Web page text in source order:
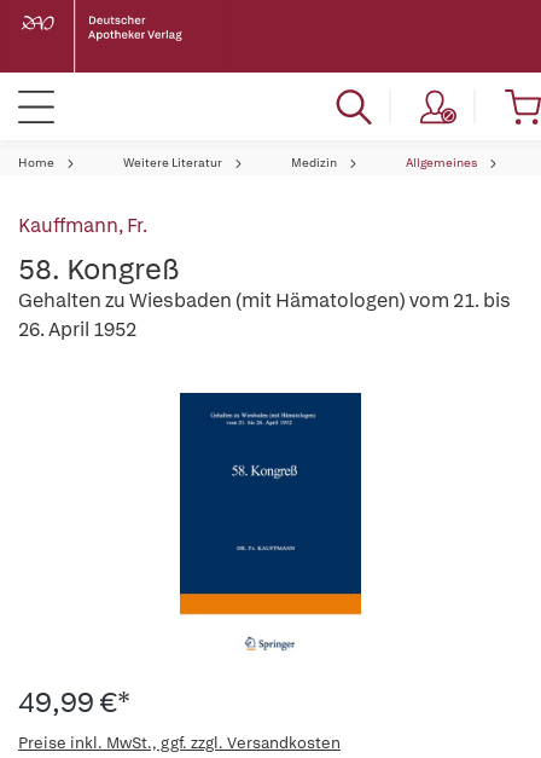
Home Weitere Literatur Medizin Allgemeines
Kauffmann, Fr.
58. Kongreß
Gehalten zu Wiesbaden (mit Hämatologen) vom 21. bis
26. April 1952
49,99 €*
Preise inkl. MwSt., ggf. zzgl. Versandkosten